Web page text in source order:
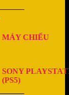
MÁY CHIẾU
SONY
(PS5)